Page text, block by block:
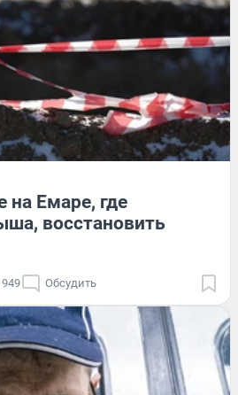
на Емаре, где
восстановить
949 Обсудить